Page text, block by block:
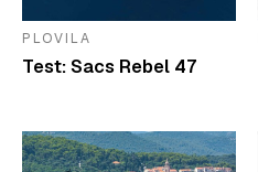
PLOVILA
Test: Sacs Rebel 47